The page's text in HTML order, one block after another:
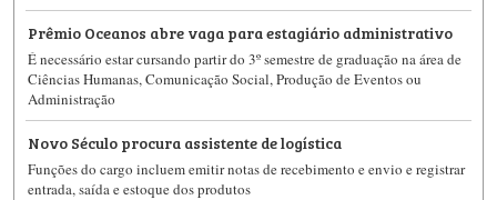
Prêmio Oceanos abre vaga para estagiário administrativo
É necessário estar cursando partir do 3º semestre de graduação na área de
Ciências Humanas, Comunicação Social, Produção de Eventos ou
Administração
Novo Século procura assistente de logística
Funções do cargo incluem emitir notas de recebimento e envio e registrar
entrada, saída e estoque dos produtos